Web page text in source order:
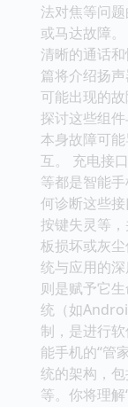
法对焦等问
或马达故障。
清晰的通话
篇将介绍扬
可能出现的
探讨这些组
本身故障可
互。 充电接
等都是智能
何诊断这些接
按键失灵等
板损坏或灰
统与应用的
则是赋予它
统（如
制，是进行
能手机的“管
统的架构，
等。你将理解